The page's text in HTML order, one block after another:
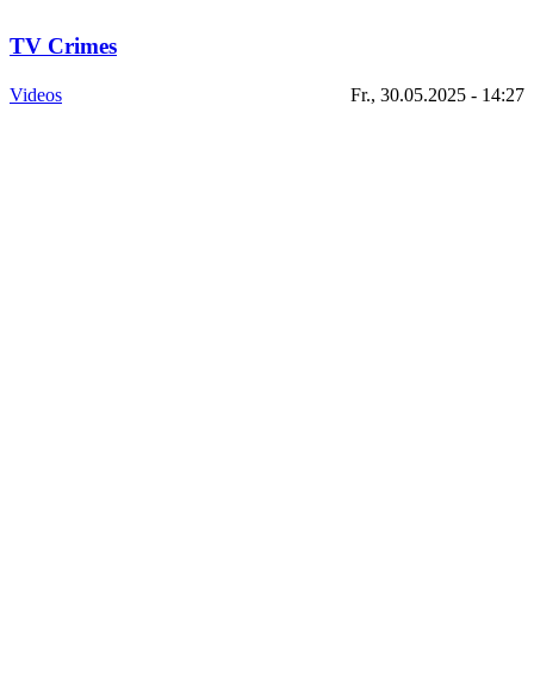
TV Crimes
Videos Fr., 30.05.2025 - 14:27